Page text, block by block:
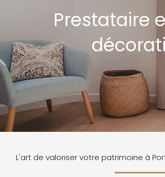
Prestataire
L'art de valoriser votre patrimoine à